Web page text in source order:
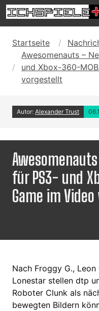
Startseite
Awesomenauts –
und Xbox-360-
vorgestellt
Autor: Alexander Trust
für PS3- und
Game im
Nach Froggy G.,
Lonestar stellen dtp
Roboter Clunk als
bewegten Bildern